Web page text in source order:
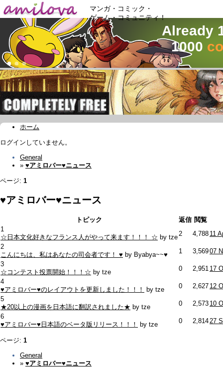
マンガ・コミック・
ゲーム・コミュニティ！
Already
1000
ホーム
ログインしていません。
General
» ♥アミロバー♥ニュース
ページ: 1
♥アミロバー♥ニュース
トピック 返信 閲覧
1
☆日本文化好きなフランス人がやって来ます！！！ ☆ by tze2 4,788 11
2
こんにちは、私はあなたの司会者です！ ♥ by Byabya~~♥ 1 3,56907
3
☆コンテスト投票開始！！！☆ by tze 0 2,951 17
4
♥アミロバー♥のレイアウトを更新しました！！！
by tze 0 2,627 12
5
★20以上の漫画を日本語に翻訳されました★ by tze 0 2,573 10
6
♥アミロバー♥日本語のベータ版リリース！！！
by tze 0 2,81427
ページ: 1
General
» ♥アミロバー♥ニュース